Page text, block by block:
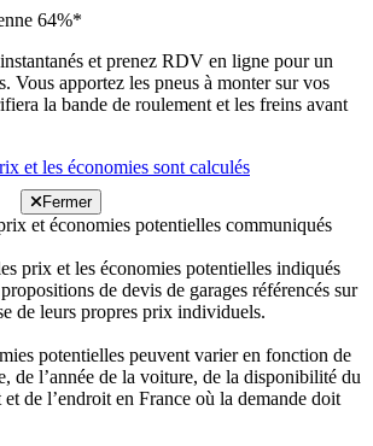
64%*
et prenez RDV en ligne pour un
Vous apportez les pneus à monter sur vos
la bande de roulement et les freins avant
et les économies sont calculés
Fermer
et économies potentielles communiqués
prix et les économies potentielles indiqués
de devis de garages référencés sur
de leurs propres prix individuels.
potentielles peuvent varier en fonction de
de l’année de la voiture, de la disponibilité du
de l’endroit en France où la demande doit